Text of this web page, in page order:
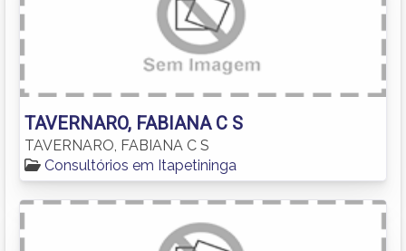
TAVERNARO, FABIANA C S
TAVERNARO, FABIANA C S
Consultórios em Itapetininga